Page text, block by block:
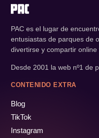
PAC es el lugar de
entusiastas de parques de
divertirse y compartir online
Desde 2001 la web nº1 de
CONTENIDO EXTRA
Blog
TikTok
Instagram